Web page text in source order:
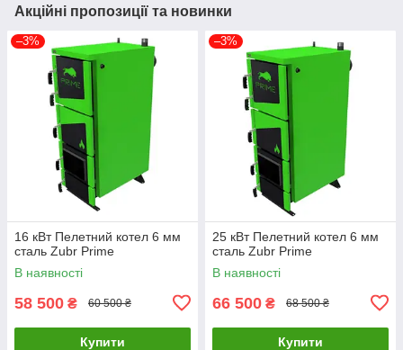
Акційні пропозиції та новинки
–3%
16 кВт Пелетний котел 6 мм
сталь Zubr Prime
В наявності
58 500 ₴ 60 500 ₴
Купити
–3%
25 кВт Пелетний котел 6 мм
сталь Zubr Prime
В наявності
66 500 ₴ 68 500 ₴
Купити